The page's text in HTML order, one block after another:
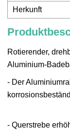
Herkunft
Rotierender,
Aluminium-
- Der
- Querstrebe